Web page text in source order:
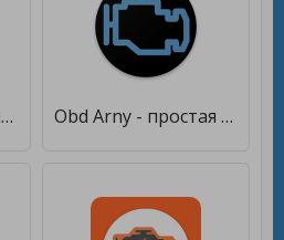
Obd Mary - обд2 диагностика блютуз, ELM327 сканер [Без рекламы] Obd Arny - простая OBD2 диагностика и сканер авто [Unlocked]